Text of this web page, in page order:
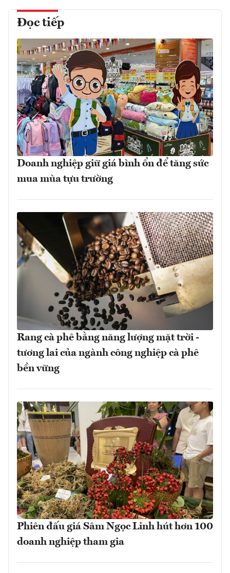
Đọc tiếp
Doanh nghiệp giữ giá bình ổn để tăng sức
mua mùa tựu trường
Rang cà phê bằng năng lượng mặt trời -
tương lai của ngành công nghiệp cà phê
bền vững
Phiên đấu giá Sâm Ngọc Linh hút hơn 100
doanh nghiệp tham gia